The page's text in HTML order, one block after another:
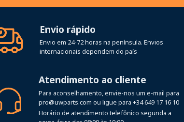
Envio rápido
Envio em 24-72 horas na península. Envios
internacionais dependem do país
Atendimento ao cliente
Para aconselhamento, envie-nos um e-mail para
pro@uwparts.com ou ligue para +34 649 17 16 10
Horário de atendimento telefônico segunda a